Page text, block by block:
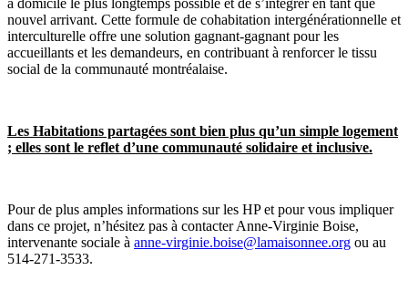
à domicile le plus longtemps possible et de s’intégrer en tant que
nouvel arrivant. Cette formule de cohabitation intergénérationnelle et
interculturelle offre une solution gagnant-gagnant pour les
accueillants et les demandeurs, en contribuant à renforcer le tissu
social de la communauté montréalaise.
Les Habitations partagées sont bien plus qu’un simple logement
; elles sont le reflet d’une communauté solidaire et inclusive.
Pour de plus amples informations sur les HP et pour vous impliquer
dans ce projet, n’hésitez pas à contacter Anne-Virginie Boise,
intervenante sociale à anne-virginie.boise@lamaisonnee.org ou au
514-271-3533.